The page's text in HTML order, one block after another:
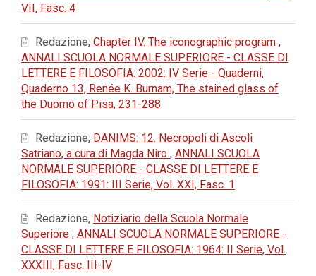
VII, Fasc. 4
Redazione, Chapter IV. The iconographic program ,
ANNALI SCUOLA NORMALE SUPERIORE - CLASSE DI
LETTERE E FILOSOFIA: 2002: IV Serie - Quaderni,
Quaderno 13, Renée K. Burnam, The stained glass of
the Duomo of Pisa, 231-288
Redazione, DANIMS: 12. Necropoli di Ascoli
Satriano, a cura di Magda Niro , ANNALI SCUOLA
NORMALE SUPERIORE - CLASSE DI LETTERE E
FILOSOFIA: 1991: III Serie, Vol. XXI, Fasc. 1
Redazione, Notiziario della Scuola Normale
Superiore , ANNALI SCUOLA NORMALE SUPERIORE -
CLASSE DI LETTERE E FILOSOFIA: 1964: II Serie, Vol.
XXXIII, Fasc. III-IV